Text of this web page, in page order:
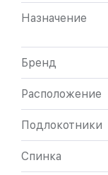
Назначение
Бренд
Расположение
Подлокотники
Спинка